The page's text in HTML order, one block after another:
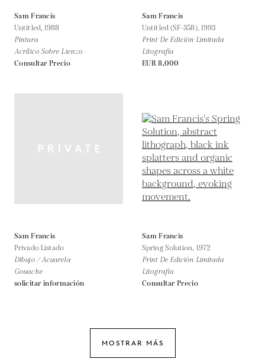
Sam Francis
Untitled, 1988
Pintura
Acrílico Sobre Lienzo
Consultar Precio
Sam Francis
Untitled (SF-358), 1993
Print De Edición Limitada
Litografía
EUR 8,000
Sam Francis
Privado Listado
Dibujo / Acuarela
Gouache
solicitar información
Sam Francis
Spring Solution, 1972
Print De Edición Limitada
Litografía
Consultar Precio
MOSTRAR MÁS